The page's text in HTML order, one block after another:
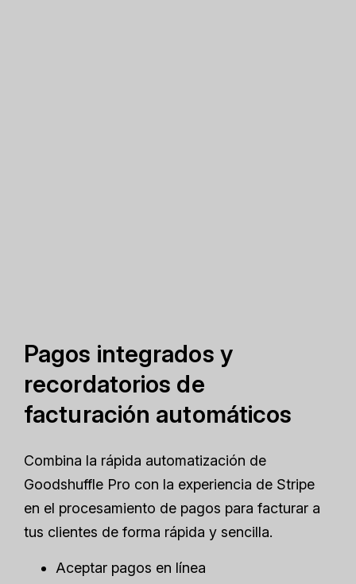
Pagos integrados y
recordatorios de
facturación automáticos
Combina la rápida automatización de
Goodshuffle Pro con la experiencia de Stripe
en el procesamiento de pagos para facturar a
tus clientes de forma rápida y sencilla.
Aceptar pagos en línea